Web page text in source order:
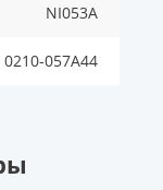
NI053A
0210-057A44